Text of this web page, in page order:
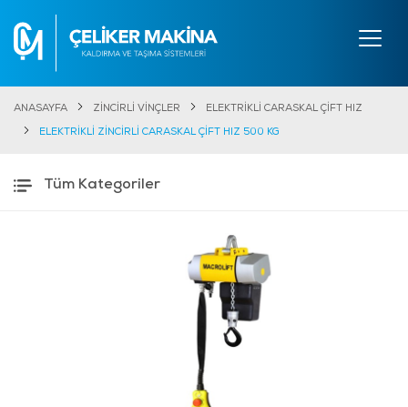
ANASAYFA ZİNCİRLİ VİNÇLER ELEKTRİKLİ CARASKAL ÇİFT HIZ
ELEKTRİKLİ ZİNCİRLİ CARASKAL ÇİFT HIZ 500 KG
Tüm Kategoriler